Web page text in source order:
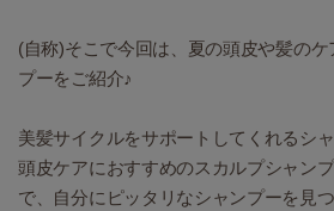
(自称)そこで今回は、夏の頭皮や髪の
プーをご紹介♪
美髪サイクルをサポートしてくれるシ
頭皮ケアにおすすめのスカルプシャン
で、自分にピッタリなシャンプーを見